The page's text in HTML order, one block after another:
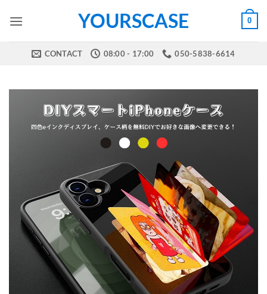
YOURSCASE 0
CONTACT 08:00 - 17:00 050-5838-6614